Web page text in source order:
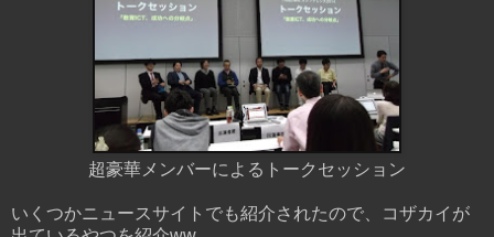
超豪華メンバーによるトークセッション
いくつかニュースサイトでも紹介されたので、コザカイが